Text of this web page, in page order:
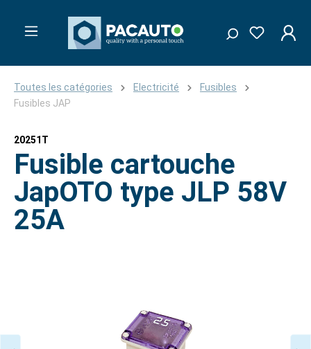
Toutes les catégories Electricité
Fusibles
Fusibles JAP
20251T
Fusible cartouche
JapOTO type JLP 58V
25A